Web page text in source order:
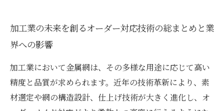
加工業の未来を創るオーダー対応技術の総まとめと業
界への影響
加工業において金属網は、その多様な用途に応じて高い
精度と品質が求められます。近年の技術革新により、素
材選定や網の構造設計、仕上げ技術が大きく進化し、オ